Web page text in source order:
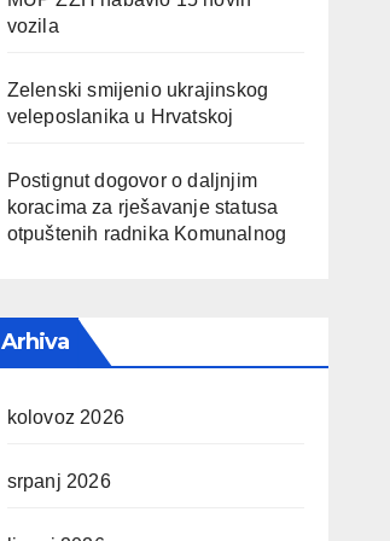
vozila
Zelenski smijenio ukrajinskog
veleposlanika u Hrvatskoj
Postignut dogovor o daljnjim
koracima za rješavanje statusa
otpuštenih radnika Komunalnog
Arhiva
kolovoz 2026
srpanj 2026